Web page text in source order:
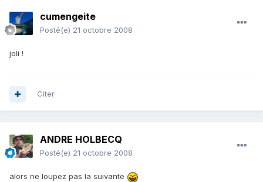
cumengeite
Posté(e) 21 octobre 2008
joli !
Citer
ANDRE HOLBECQ
Posté(e) 21 octobre 2008
alors ne loupez pas la suivante